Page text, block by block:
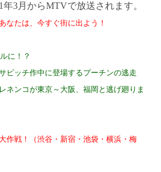
年3月からMTVで放送されます。
なたは、今すぐ街に出よう！
に！？
ビッチ作中に登場するプーチンの逃走
ネンコが東京～大阪、福岡と逃げ廻りま
作戦！（渋谷・新宿・池袋・横浜・梅